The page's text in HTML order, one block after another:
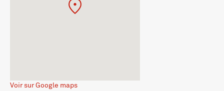
Voir sur Google maps